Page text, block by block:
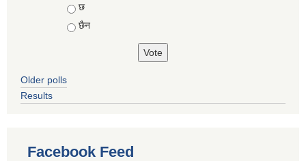
Choices
छ
छैन
Older polls
Results
Facebook Feed